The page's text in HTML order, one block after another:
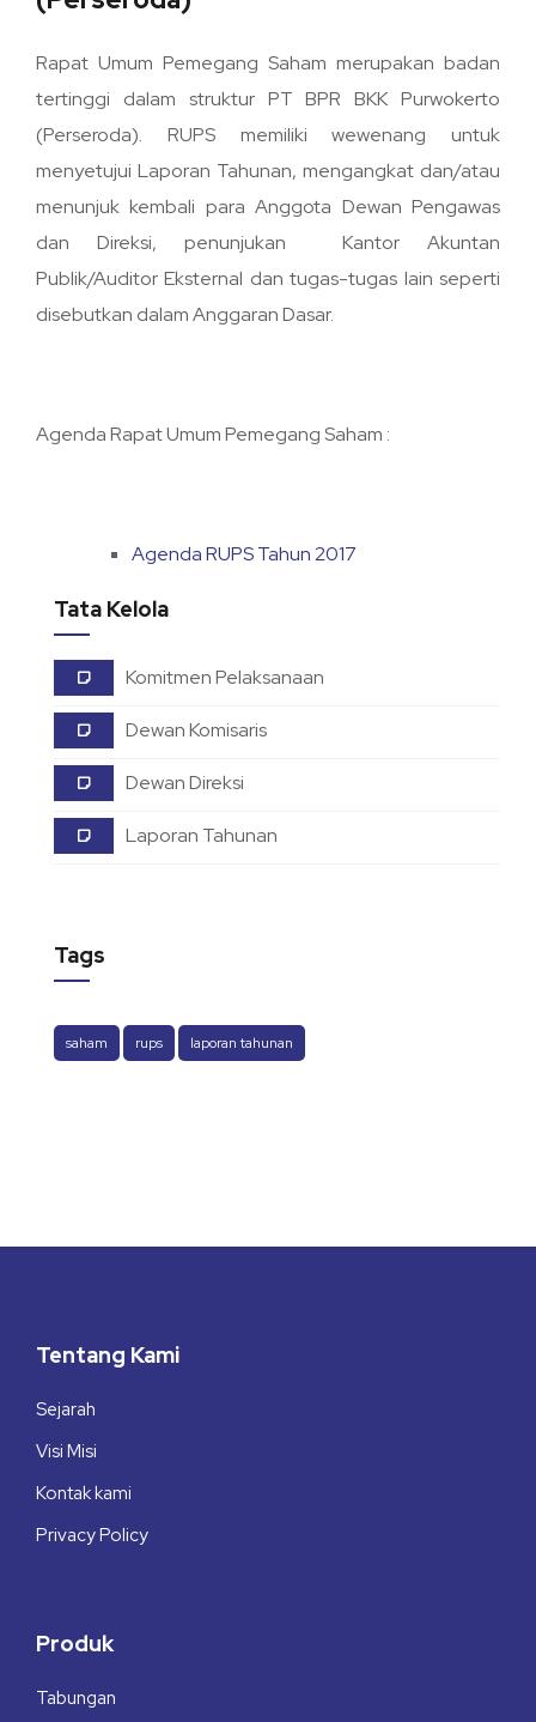
Simulasi
Check Pengajuan
Prosedur & Cara Bertransaksi
Layanan Penanganan Aduan
Katalog Lelang Agunan
Portal Inklusi & Literasi
Publikasi Lap. Keuangan
Publikasi Penanganan Aduan
Dewan Direksi
Laporan Tahunan
Laporan Tata Kelola
Laporan Berkelanjutan
Kontak Kami
Rapat Umum Pemegang Saham merupakan badan
tertinggi dalam struktur PT BPR BKK Purwokerto
(Perseroda). RUPS memiliki wewenang untuk
menyetujui Laporan Tahunan, mengangkat dan/atau
menunjuk kembali para Anggota Dewan Pengawas
dan Direksi, penunjukan Kantor Akuntan
Publik/Auditor Eksternal dan tugas-tugas lain seperti
disebutkan dalam Anggaran Dasar.
Agenda Rapat Umum Pemegang Saham :
Agenda RUPS Tahun 2017
Tata Kelola
Komitmen Pelaksanaan
Dewan Komisaris
Dewan Direksi
Laporan Tahunan
Tags
saham rups laporan tahunan
Tentang Kami
Sejarah
Visi Misi
Kontak kami
Privacy Policy
Produk
Tabungan